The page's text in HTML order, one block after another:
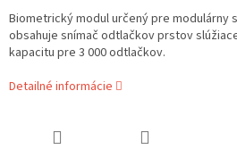
Biometrický modul určený pre modulárny
obsahuje snímač odtlačkov prstov
kapacitu pre 3 000 odtlačkov.
Detailné informácie